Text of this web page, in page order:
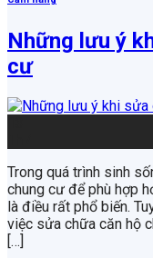
Những lưu ý
cư
Trong quá trình sinh
chung cư để phù hợp
là điều rất phổ biến.
việc sửa chữa căn hộ
[…]